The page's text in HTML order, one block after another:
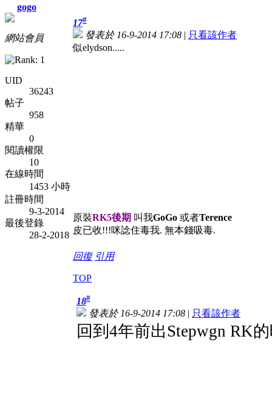
gogo
網站會員
UID
36243
帖子
958
精華
0
閱讀權限
10
在線時間
1453 小時
註冊時間
9-3-2014
最後登錄
28-2-2018
17#
發表於 16-9-2014 17:08 | 只看該作者
似elydson.....
原裝RK5後期 叫我GoGo 或者Terence
皮已收!!!咪諗住毒我. 無本錢吸毒.
回復 引用
TOP
18#
發表於 16-9-2014 17:08 | 只看該作者
回到4年前出Stepwgn RK